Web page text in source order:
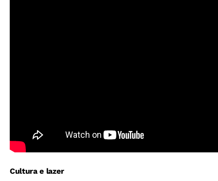
Cultura e lazer